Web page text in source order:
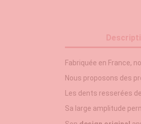
Fabriquée en France,
Nous proposons des
Les dents resserées
Sa large amplitude